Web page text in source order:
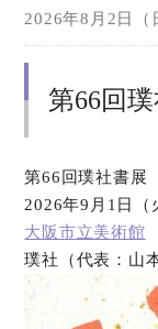
2026年8月2日（
第66回
第66回璞社書展
2026年9月1日（
大阪市立美術館
璞社（代表：山